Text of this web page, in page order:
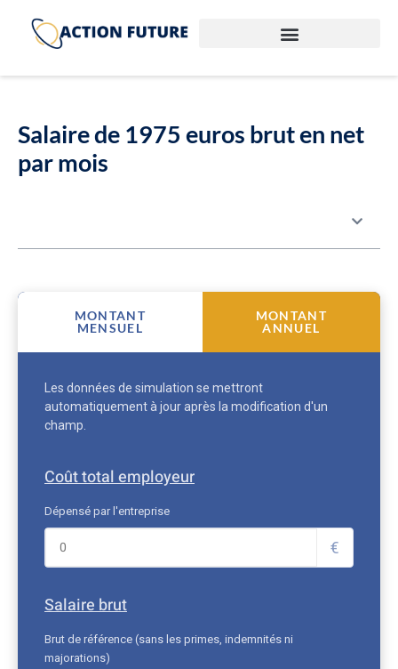
Salaire de 1975 euros brut en net
par mois
MONTANT
MENSUEL
MONTANT
ANNUEL
Les données de simulation se mettront
automatiquement à jour après la modification d'un
champ.
Coût total employeur
Dépensé par l'entreprise
€
Salaire brut
Brut de référence (sans les primes, indemnités ni
majorations)